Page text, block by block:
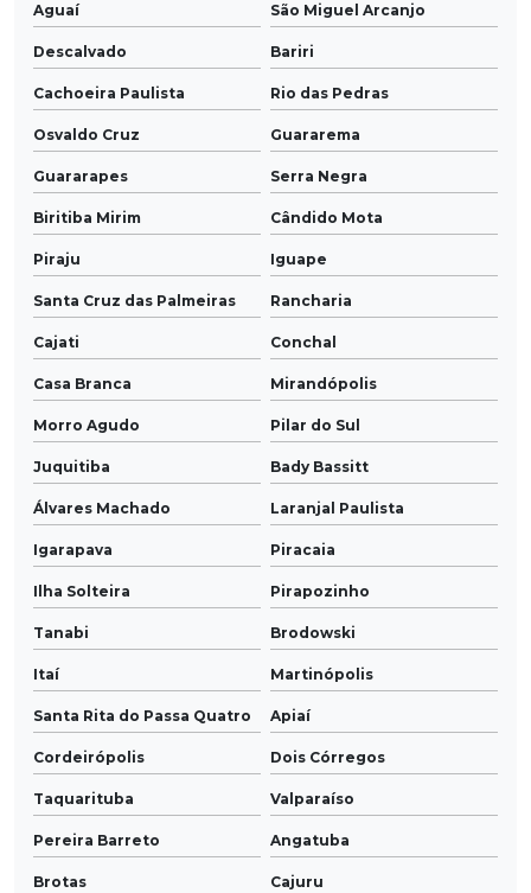
Aguaí São Miguel Arcanjo
Descalvado Bariri
Cachoeira Paulista Rio das Pedras
Osvaldo Cruz Guararema
Guararapes Serra Negra
Biritiba Mirim Cândido Mota
Piraju Iguape
Santa Cruz das Palmeiras Rancharia
Cajati Conchal
Casa Branca Mirandópolis
Morro Agudo Pilar do Sul
Juquitiba Bady Bassitt
Álvares Machado Laranjal Paulista
Igarapava Piracaia
Ilha Solteira Pirapozinho
Tanabi Brodowski
Itaí Martinópolis
Santa Rita do Passa Quatro Apiaí
Cordeirópolis Dois Córregos
Taquarituba Valparaíso
Pereira Barreto Angatuba
Brotas Cajuru